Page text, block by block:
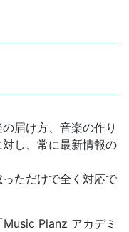
届け方、音楽の作り
し、常に最新情報の
ただけで全く対応で
Planz アカデミ